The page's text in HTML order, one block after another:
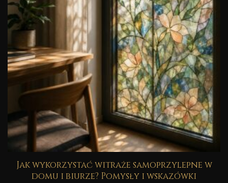
Jak wykorzystać witraże samoprzylepne w
domu i biurze? Pomysły i wskazówki